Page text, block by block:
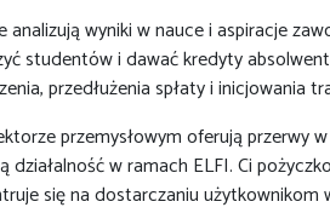
wyniki w nauce i aspiracje
studentów i dawać kredyty
przedłużenia spłaty i
przemysłowym oferują przerwy
w ramach ELFI. Ci
się na dostarczaniu użytkownikom